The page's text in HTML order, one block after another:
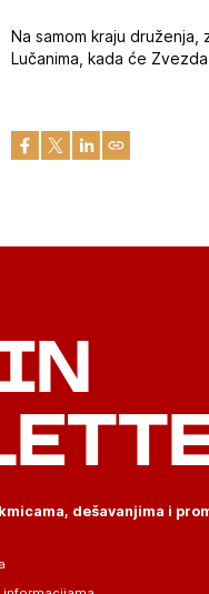
Na samom kraju
Lučanima, kada će
dešavanjima i